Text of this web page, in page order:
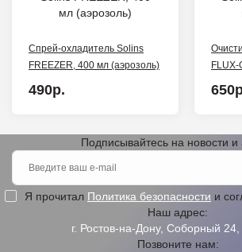
Спрей-охладитель Solins
FREEZER, 400 мл (аэрозоль)
490р.
FLUX-
Подписывайтесь на новости и
Я прочитал Политика безопасности и
Наш адрес:
г. Ростов-на-Дону, Соборный
Позвоните нам: